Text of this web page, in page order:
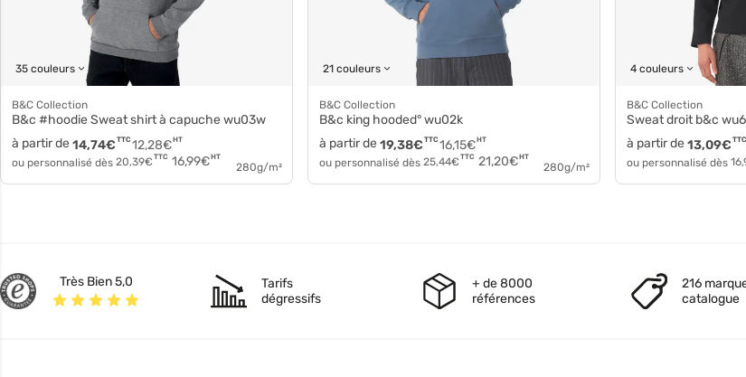
35 couleurs
B&C Collection
B&c #hoodie Sweat shirt à capuche wu03w
à partir de
12,28€HT
14,74€ TTC
ou personnalisé dès 20,39€ TTC 16,99€HT
280g/m²
21 couleurs
B&C Collection
B&c king hooded° wu02k
à partir de
16,15€HT
19,38€ TTC
ou personnalisé dès 25,44€ TTC 21,20€HT
280g/m²
4 couleurs
B&C Collection
Sweat droit b&c
à partir de13,09€ TTC
ou personnalisé dès
Très Bien 5,0
Tarifs
dégressifs
+ de 8000
références
216
catalogue